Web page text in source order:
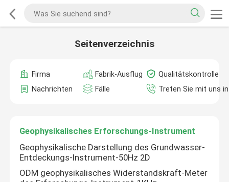
Seitenverzeichnis
Firma Fabrik-Ausflug
Qualitätskontrolle
Nachrichten
Fälle Treten Sie mit uns
Geophysikalisches Erforschungs-Instrument
Geophysikalische Darstellung des Grundwasser-
Entdeckungs-Instrument-50Hz 2D
ODM geophysikalisches Widerstandskraft-Meter